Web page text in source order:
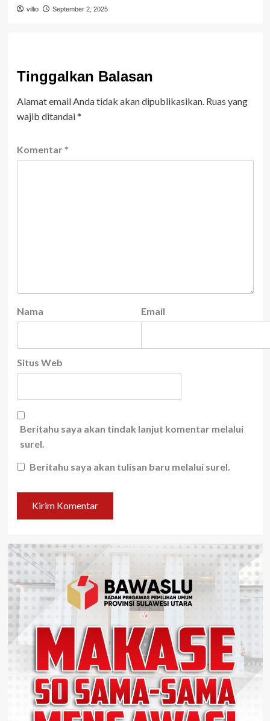
villio September 2, 2025
Tinggalkan Balasan
Alamat email Anda tidak akan dipublikasikan. Ruas yang
wajib ditandai*
Komentar *
Nama Email
Situs Web
Beritahu saya akan tindak lanjut komentar melalui
surel.
Beritahu saya akan tulisan baru melalui surel.